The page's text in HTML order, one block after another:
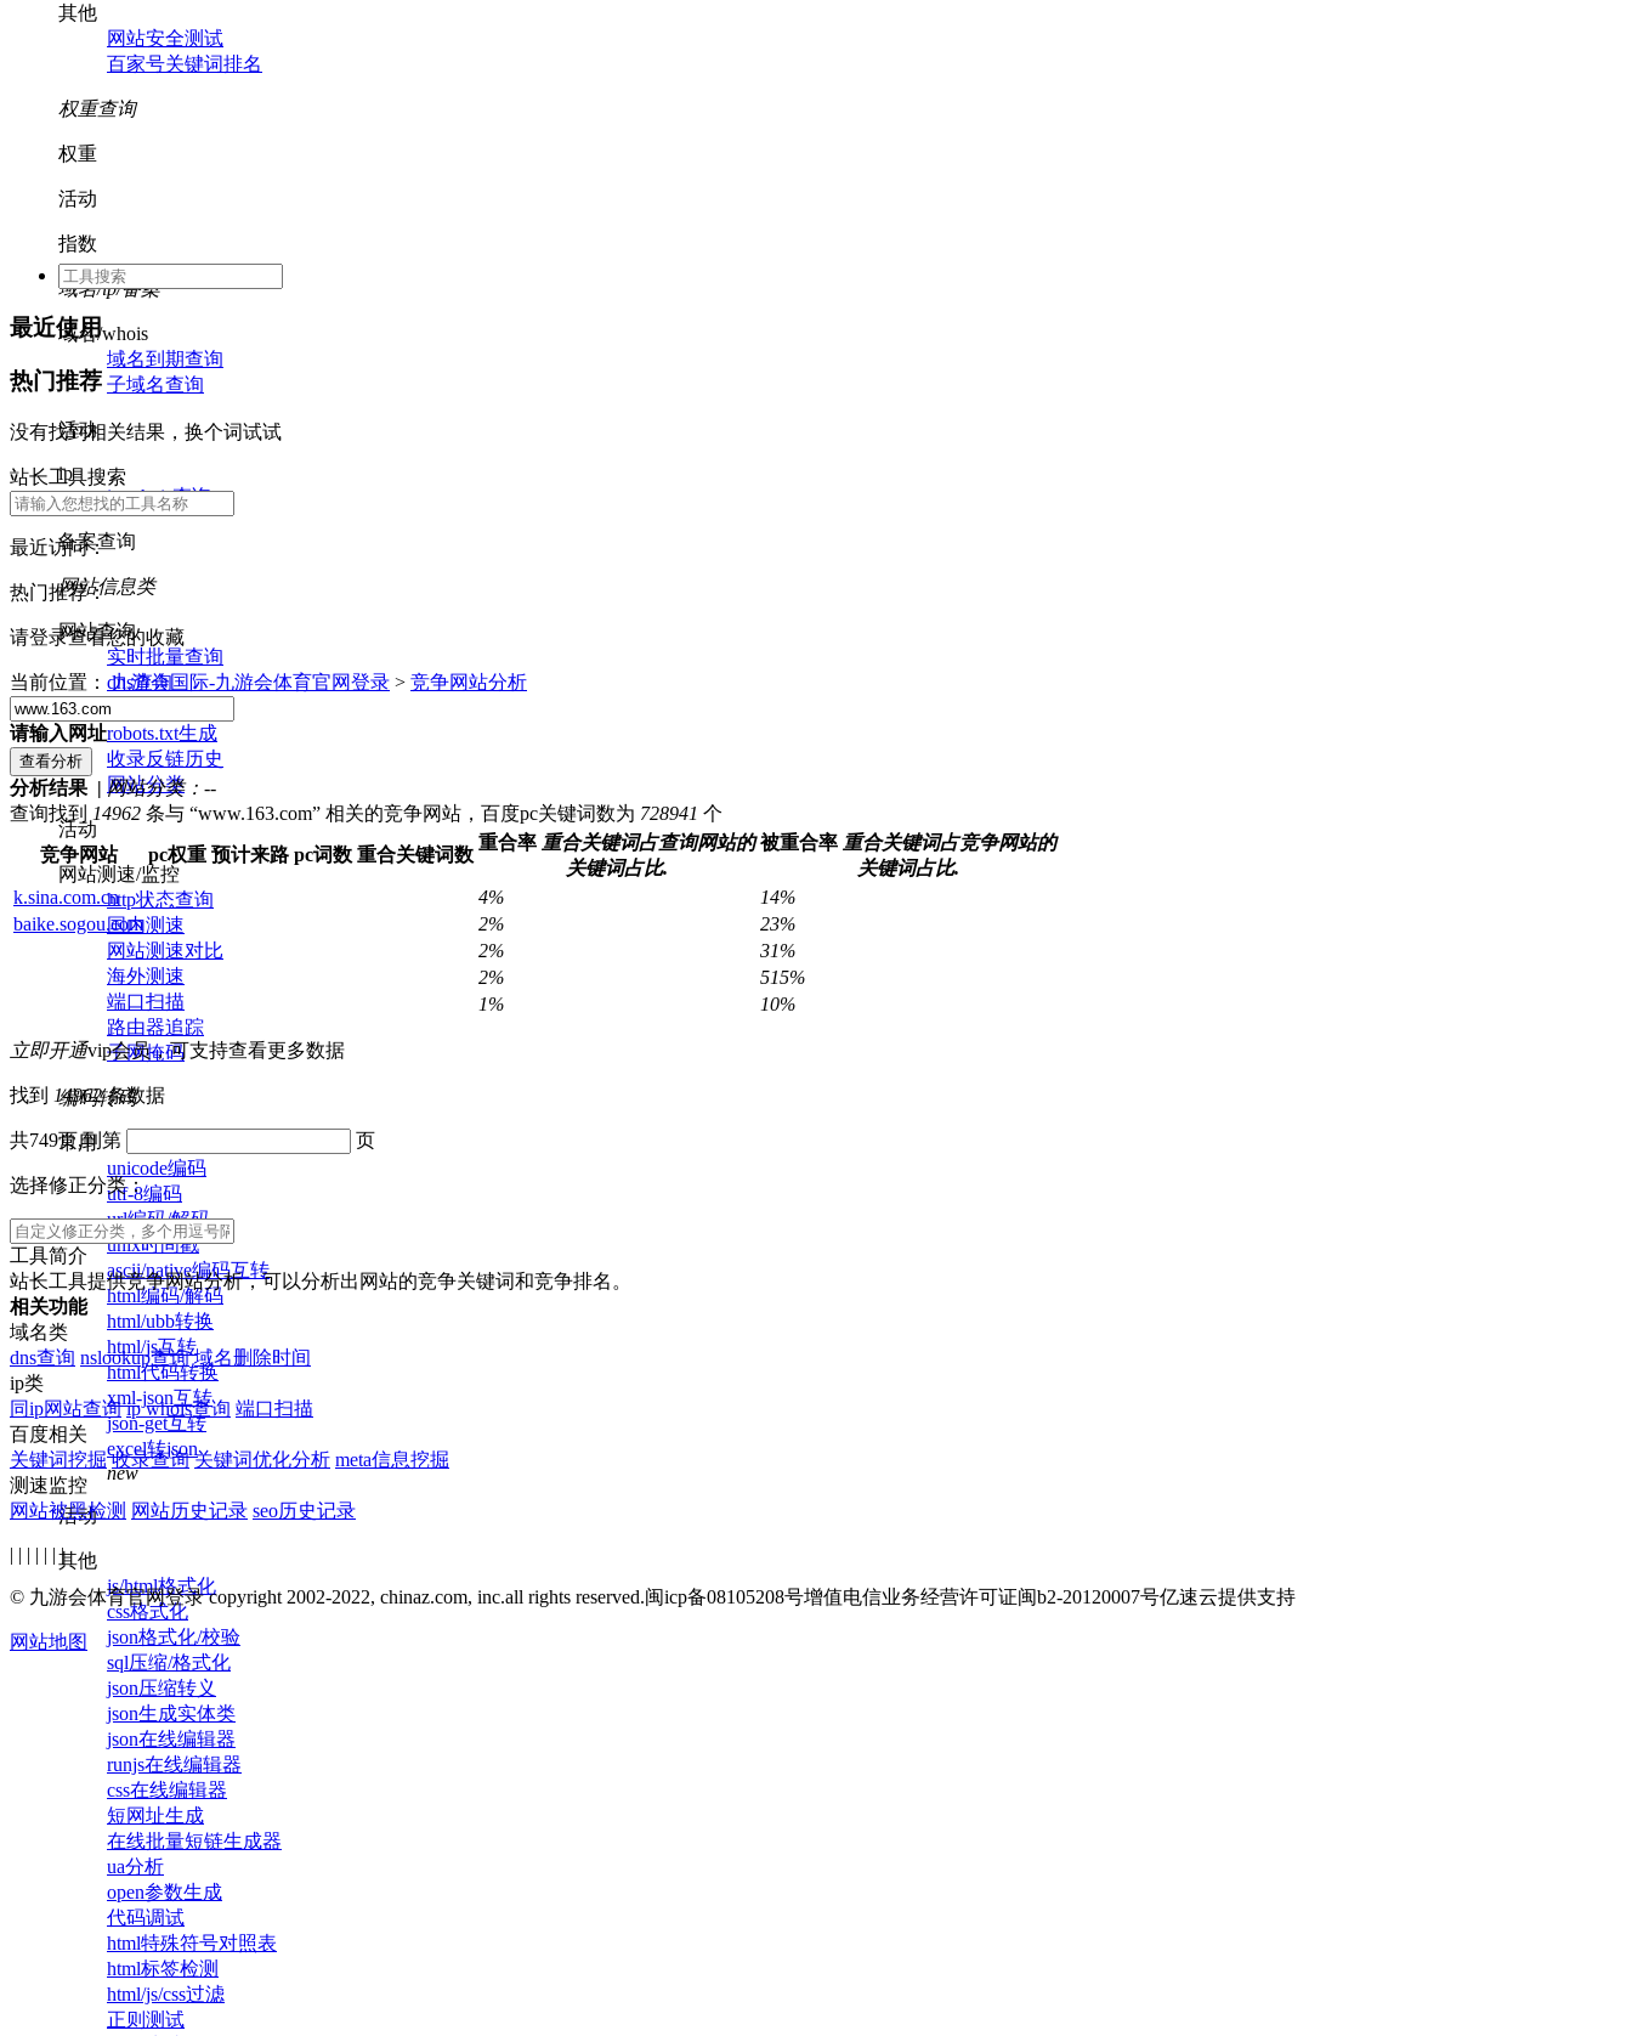
其他
网站安全测试
百家号关键词排名
权重查询
权重
活动
指数
域名/ip/备案
域名/whois
域名到期查询
子域名查询
活动
ip
ip whois查询
备案查询
网站信息类
网站查询
实时批量查询
dns查询
nslookup查询
robots.txt生成
收录反链历史
网站分类
活动
网站测速/监控
http状态查询
国内测速
网站测速对比
海外测速
端口扫描
路由器追踪
子网掩码
编码转码
常用
unicode编码
utf-8编码
url编码/解码
unix时间戳
ascii/native编码互转
html编码/解码
html/ubb转换
html/js互转
html代码转换
xml-json互转
json-get互转
excel转json
new
活动
其他
js/html格式化
css格式化
json格式化/校验
sql压缩/格式化
json压缩转义
json生成实体类
json在线编辑器
runjs在线编辑器
css在线编辑器
短网址生成
在线批量短链生成器
ua分析
open参数生成
代码调试
html特殊符号对照表
html标签检测
html/js/css过滤
正则测试
最近使用
热门推荐
没有找到相关结果，换个词试试
站长工具搜索
最近访问：
热门推荐：
请登录查看您的收藏
当前位置：九游会国际-九游会体育官网登录 > 竞争网站分析
请输入网址
分析结果 | 网站分类： --
查询找到 14962 条与 “www.163.com” 相关的竞争网站，百度pc关键词数为 728941 个
竞争网站
pc权重 预计来路 pc词数 重合关键词数
重合率 重合关键词占查询网站的
关键词占比.
被重合率 重合关键词占竞争网站的
关键词占比.
k.sina.com.cn
4%
14%
baike.sogou.com
2%
23%
2%
31%
2%
515%
1%
10%
立即开通vip会员，可支持查看更多数据
找到 14962条数据
共749页,到第 页
选择修正分类：
工具简介
站长工具提供竞争网站分析，可以分析出网站的竞争关键词和竞争排名。
相关功能
域名类
dns查询 nslookup查询 域名删除时间
ip类
同ip网站查询 ip whois查询 端口扫描
百度相关
关键词挖掘 收录查询 关键词优化分析 meta信息挖掘
测速监控
网站被黑检测 网站历史记录 seo历史记录
| | | | | | |
© 九游会体育官网登录 copyright 2002-2022, chinaz.com, inc.all rights reserved.闽icp备08105208号增值电信业务经营许可证闽b2-20120007号亿速云提供支持
网站地图